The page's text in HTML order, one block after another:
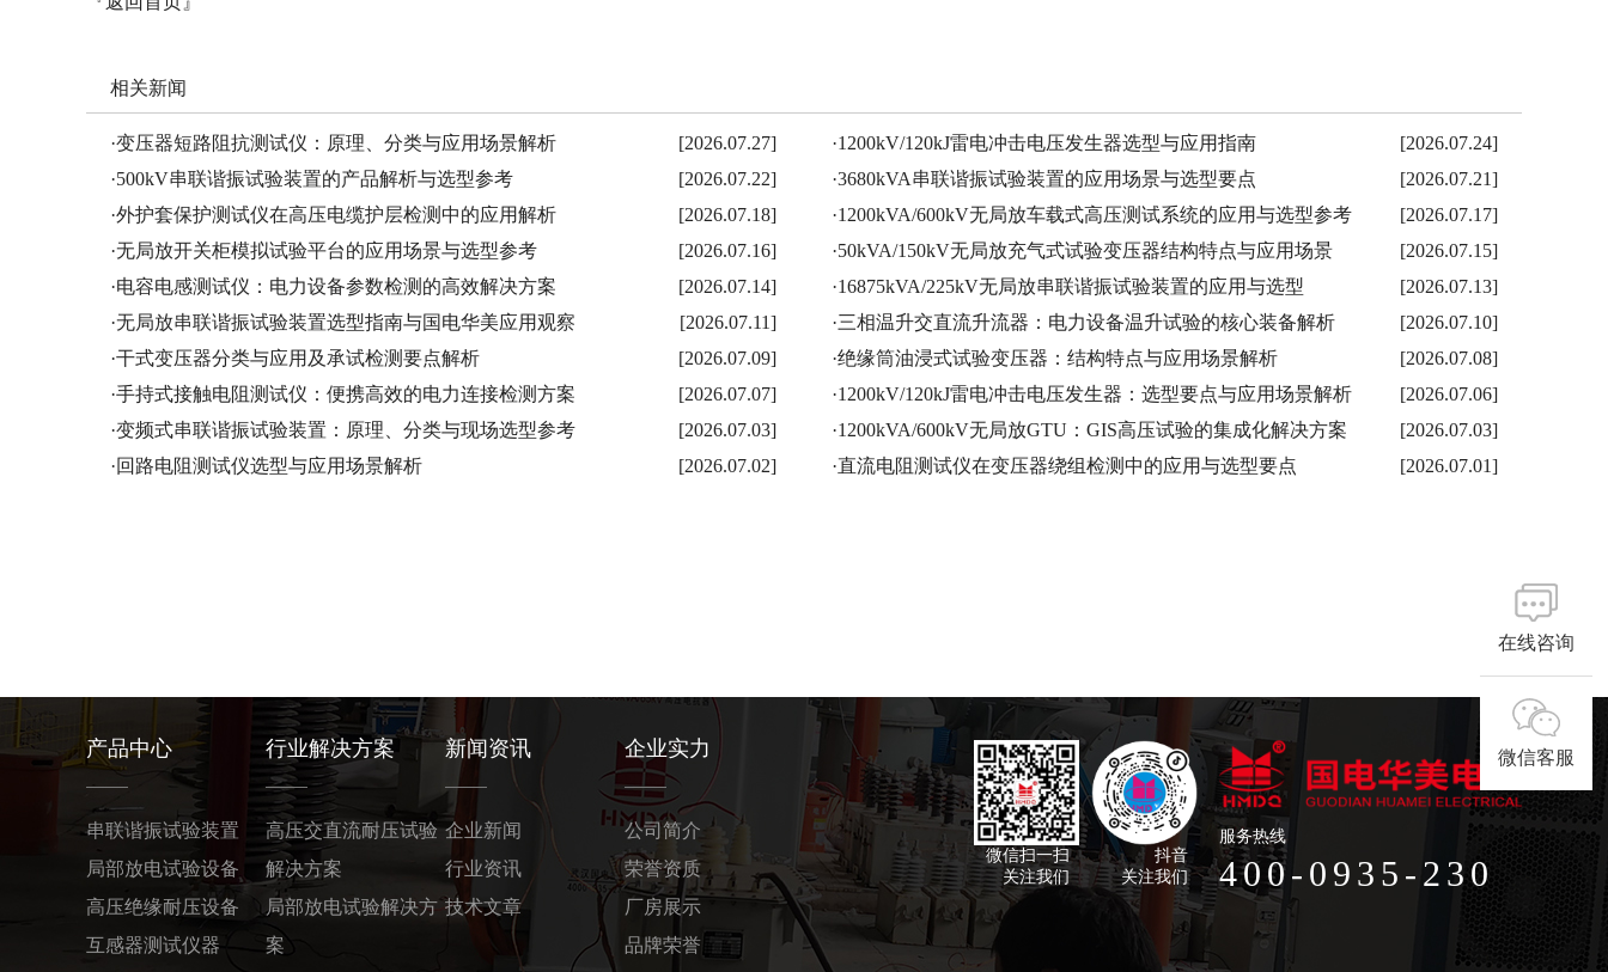
相关新闻
·变压器短路阻抗测试仪：原理、分类与应用场景解析 [2026.07.27] ·1200kV/120kJ雷电冲击电压发生器选型与应用指南
[2026.07.24]
·500kV串联谐振试验装置的产品解析与选型参考 [2026.07.22] ·3680kVA串联谐振试验装置的应用场景与选型要点
[2026.07.21]
·外护套保护测试仪在高压电缆护层检测中的应用解析 [2026.07.18] ·1200kVA/600kV无局放车载式高压测试系统的应用与选型参考
[2026.07.17]
·无局放开关柜模拟试验平台的应用场景与选型参考 [2026.07.16] ·50kVA/150kV无局放充气式试验变压器结构特点与应用场景
[2026.07.15]
·电容电感测试仪：电力设备参数检测的高效解决方案 [2026.07.14] ·16875kVA/225kV无局放串联谐振试验装置的应用与选型
[2026.07.13]
·无局放串联谐振试验装置选型指南与国电华美应用观察 [2026.07.11] ·三相温升交直流升流器：电力设备温升试验的核心装备解析
[2026.07.10]
·干式变压器分类与应用及承试检测要点解析 [2026.07.09] ·绝缘筒油浸式试验变压器：结构特点与应用场景解析
[2026.07.08]
·手持式接触电阻测试仪：便携高效的电力连接检测方案 [2026.07.07] ·1200kV/120kJ雷电冲击电压发生器：选型要点与应用场景解析
[2026.07.06]
·变频式串联谐振试验装置：原理、分类与现场选型参考 [2026.07.03] ·1200kVA/600kV无局放GTU：GIS高压试验的集成化解决方案
[2026.07.03]
·回路电阻测试仪选型与应用场景解析 [2026.07.02] ·直流电阻测试仪在变压器绕组检测中的应用与选型要点 [2026.07.01]
产品中心
串联谐振试验装置
局部放电试验设备
高压绝缘耐压设备
互感器测试仪器
行业解决方案
高压交直流耐压试验
解决方案
局部放电试验解决方
案
新闻资讯
企业新闻
行业资讯
技术文章
企业实力
公司简介
荣誉资质
厂房展示
品牌荣誉
微信扫一扫
关注我们
抖音
关注我们
服务热线
400-0935-230
在线咨询
微信客服